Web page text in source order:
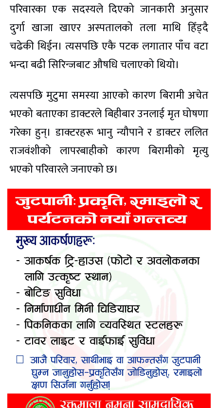
परिवारका एक सदस्यले दिएको जानकारी अनुसार
दुर्गा खाजा खाएर अस्पतालको तला माथि हिँड्दै
चढेकी थिईन। त्यसपछि एकै पटक लगातार पाँच वटा
भन्दा बढी सिरिन्जबाट औषधि चलाएको थियो।
त्यसपछि मुटुमा समस्या आएको कारण बिरामी अचेत
भएको बताएका डाक्टरले बिहीबार उनलाई मृत घोषणा
गरेका हुन्। डाक्टरहरू भानु न्यौपाने र डाक्टर ललित
राजवंशीको लापरबाहीको कारण बिरामीको मृत्यु
भएको परिवारले जनाएको छ।